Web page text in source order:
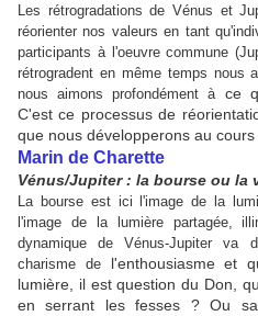
Les rétrogradations de Vénus et
réorienter nos valeurs en tant
participants à l'oeuvre commune
rétrogradent en même temps nous
nous aimons profondément à ce
C'est ce processus de
que nous développerons au
Marin de Charette
Vénus/Jupiter : la bourse ou la
La bourse est ici l'image de la
l'image de la lumière partagée,
dynamique de Vénus-Jupiter va
charisme del'enthousiasme et
lumière, il est question du Don,
en serrant les fesses ? Ou